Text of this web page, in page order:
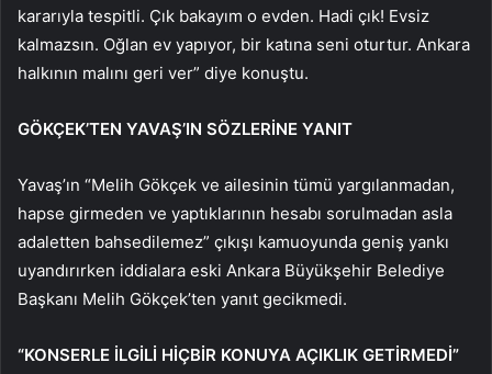
kararıyla tespitli. Çık bakayım o evden. Hadi çık! Evsiz
kalmazsın. Oğlan ev yapıyor, bir katına seni oturtur. Ankara
halkının malını geri ver” diye konuştu.
GÖKÇEK’TEN YAVAŞ’IN SÖZLERİNE YANIT
Yavaş’ın “Melih Gökçek ve ailesinin tümü yargılanmadan,
hapse girmeden ve yaptıklarının hesabı sorulmadan asla
adaletten bahsedilemez” çıkışı kamuoyunda geniş yankı
uyandırırken iddialara eski Ankara Büyükşehir Belediye
Başkanı Melih Gökçek’ten yanıt gecikmedi.
“KONSERLE İLGİLİ HİÇBİR KONUYA AÇIKLIK GETİRMEDİ”